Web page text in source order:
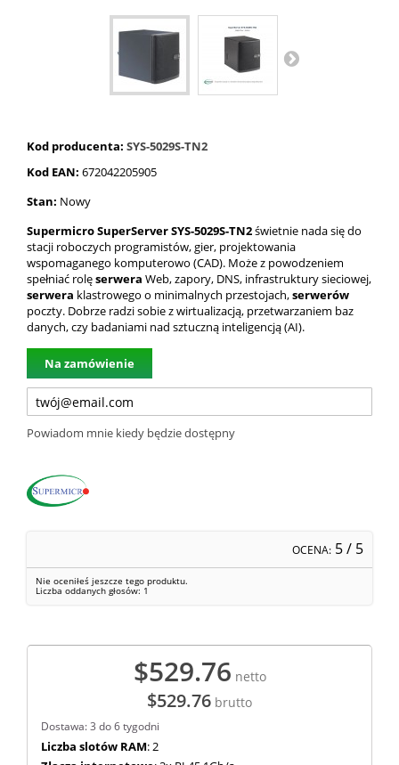
Kod producenta: SYS-5029S-TN2
Kod EAN: 672042205905
Stan: Nowy
Supermicro SuperServer SYS-5029S-TN2świetnie nada się do
stacji roboczych programistów, gier, projektowania
wspomaganego komputerowo (CAD). Może z powodzeniem
spełniać rolęserwera Web, zapory, DNS, infrastruktury sieciowej,
serwera klastrowego o minimalnych przestojach,serwerów
poczty. Dobrze radzi sobie z wirtualizacją, przetwarzaniem baz
danych, czy badaniami nad sztuczną inteligencją (AI).
Na zamówienie
Powiadom mnie kiedy będzie dostępny
OCENA: 5/ 5
Nie oceniłeś jeszcze tego produktu.
Liczba oddanych głosów: 1
$529.76 netto
$529.76 brutto
Dostawa: 3 do 6 tygodni
Liczba slotów RAM: 2